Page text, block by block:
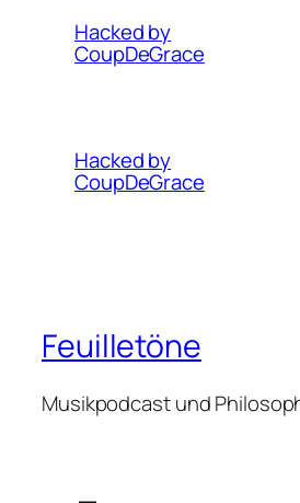
Hacked by
CoupDeGrace
Hacked by
CoupDeGrace
Feuilletöne
Musikpodcast und